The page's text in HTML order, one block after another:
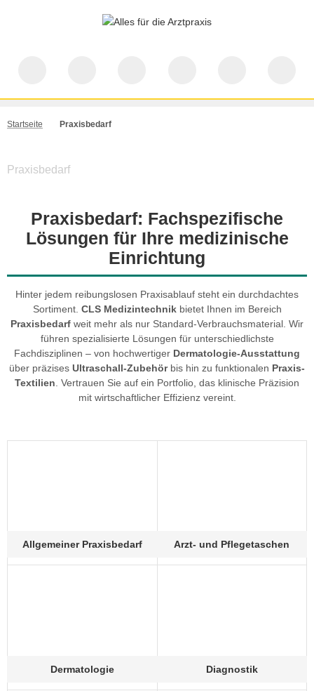
Startseite Praxisbedarf
Praxisbedarf
Praxisbedarf: Fachspezifische
Lösungen für Ihre medizinische
Einrichtung
Hinter jedem reibungslosen Praxisablauf steht ein durchdachtes
Sortiment. CLS Medizintechnikbietet Ihnen im Bereich
Praxisbedarf weit mehr als nur Standard-Verbrauchsmaterial. Wir
führen spezialisierte Lösungen für unterschiedlichste
Fachdisziplinen – von hochwertiger Dermatologie-Ausstattung
über präzises Ultraschall-Zubehörbis hin zu funktionalen Praxis-
Textilien . Vertrauen Sie auf ein Portfolio, das klinische Präzision
mit wirtschaftlicher Effizienz vereint.
Allgemeiner Praxisbedarf Arzt- und Pflegetaschen
Dermatologie Diagnostik